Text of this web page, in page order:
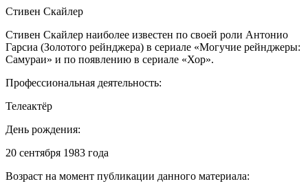
Стивен Скайлер
Стивен Скайлер наиболее известен по своей роли Антонио
Гарсиа (Золотого рейнджера) в сериале «Могучие рейнджеры:
Самураи» и по появлению в сериале «Хор».
Профессиональная деятельность:
Телеактёр
День рождения:
20 сентября 1983 года
Возраст на момент публикации данного материала: